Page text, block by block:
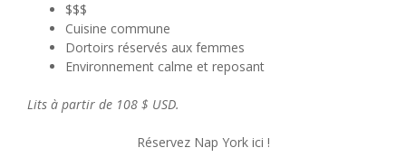
$$$
Cuisine commune
Dortoirs réservés aux femmes
Environnement calme et reposant
Lits à partir de 108 $ USD.
Réservez Nap York ici !